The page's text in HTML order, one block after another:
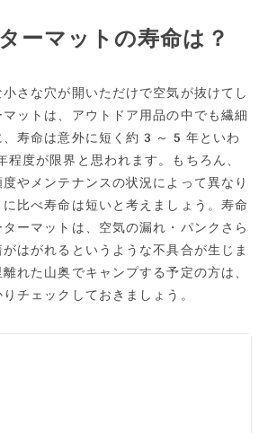
ーマットの寿命は？
さな穴が開いただけで空気が抜けてし
ットは、アウトドア用品の中でも繊細
、寿命は意外に短く約3～5年といわ
度が限界と思われます。もちろん、
やメンテナンスの状況によって異なり
比べ寿命は短いと考えましょう。寿命
ーマットは、空気の漏れ・パンクさら
はがれるというような不具合が生じま
れた山奥でキャンプする予定の方は、
チェックしておきましょう。